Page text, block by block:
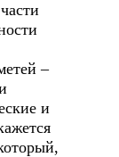
–
и